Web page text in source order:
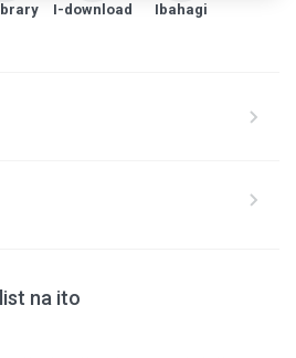
I-download Ibahagi
na ito